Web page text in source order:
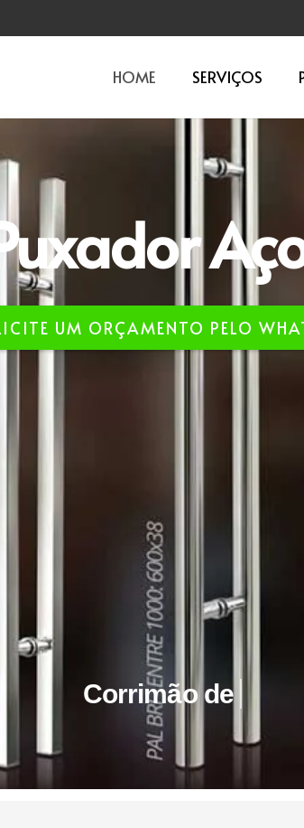
HOME SERVIÇOS
Aço I
UM ORÇAMENTO PELO
Corrimão de Escada